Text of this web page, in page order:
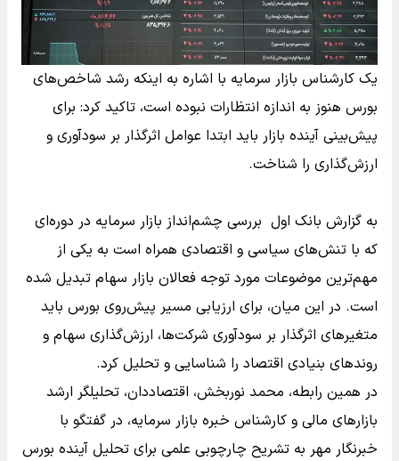
یک کارشناس بازار سرمایه با اشاره به اینکه رشد شاخص‌های
بورس هنوز به اندازه انتظارات نبوده است، تاکید کرد: برای
پیش‌بینی آینده بازار باید ابتدا عوامل اثرگذار بر سودآوری و
ارزش‌گذاری را شناخت.
به گزارش بانک اول بررسی چشم‌انداز بازار سرمایه در دوره‌ای
که با تنش‌های سیاسی و اقتصادی همراه است به یکی از
مهم‌ترین موضوعات مورد توجه فعالان بازار سهام تبدیل شده
است. در این میان، برای ارزیابی مسیر پیش‌روی بورس باید
متغیرهای اثرگذار بر سودآوری شرکت‌ها، ارزش‌گذاری سهام و
روندهای بنیادی اقتصاد را شناسایی و تحلیل کرد.
در همین رابطه، محمد نوربخش، اقتصاددان، تحلیلگر ارشد
بازارهای مالی و کارشناس خبره بازار سرمایه، در گفتگو با
خبرنگار مهر به تشریح چارچوبی علمی برای تحلیل آینده بورس